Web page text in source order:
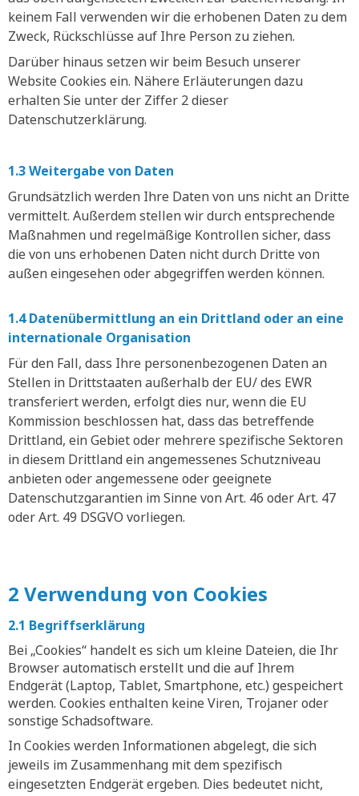
keinem Fall verwenden wir die erhobenen Daten zu dem
Zweck, Rückschlüsse auf Ihre Person zu ziehen.
Darüber hinaus setzen wir beim Besuch unserer
Website Cookies ein. Nähere Erläuterungen dazu
erhalten Sie unter der Ziffer 2 dieser
Datenschutzerklärung.
1.3 Weitergabe von Daten
Grundsätzlich werden Ihre Daten von uns nicht an Dritte
vermittelt. Außerdem stellen wir durch entsprechende
Maßnahmen und regelmäßige Kontrollen sicher, dass
die von uns erhobenen Daten nicht durch Dritte von
außen eingesehen oder abgegriffen werden können.
1.4 Datenübermittlung an ein Drittland oder an eine
internationale Organisation
Für den Fall, dass Ihre personenbezogenen Daten an
Stellen in Drittstaaten außerhalb der EU/ des EWR
transferiert werden, erfolgt dies nur, wenn die EU
Kommission beschlossen hat, dass das betreffende
Drittland, ein Gebiet oder mehrere spezifische Sektoren
in diesem Drittland ein angemessenes Schutzniveau
anbieten oder angemessene oder geeignete
Datenschutzgarantien im Sinne von Art. 46 oder Art. 47
oder Art. 49 DSGVO vorliegen.
2 Verwendung von Cookies
2.1 Begriffserklärung
Bei „Cookies“ handelt es sich um kleine Dateien, die Ihr
Browser automatisch erstellt und die auf Ihrem
Endgerät (Laptop, Tablet, Smartphone, etc.) gespeichert
werden. Cookies enthalten keine Viren, Trojaner oder
sonstige Schadsoftware.
In Cookies werden Informationen abgelegt, die sich
jeweils im Zusammenhang mit dem spezifisch
eingesetzten Endgerät ergeben. Dies bedeutet nicht,